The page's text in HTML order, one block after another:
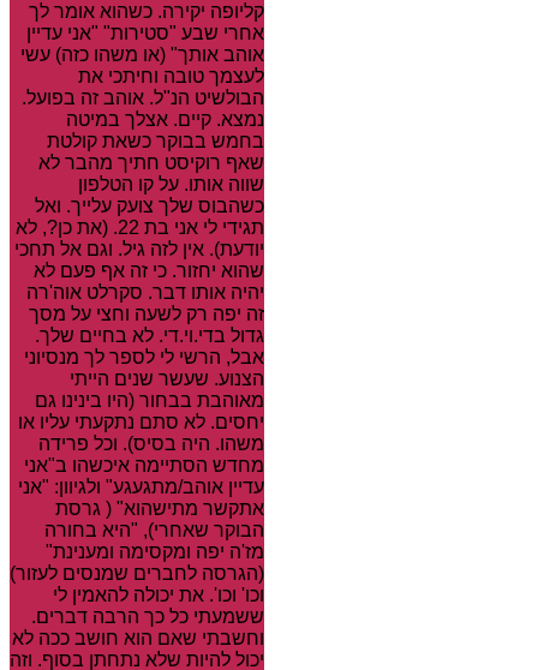
קליופה יקירה. כשהוא אומר לך
אחרי שבע "סטירות" "אני עדיין
אוהב אותך" (או משהו כזה) עשי
לעצמך טובה וחיתכי את
הבולשיט הנ"ל. אוהב זה בפועל.
נמצא. קיים. אצלך במיטה
בחמש בבוקר כשאת קולטת
שאף רוקיסט חתיך מהבר לא
שווה אותו. על קו הטלפון
כשהבוס שלך צועק עלייך. ואל
תגידי לי אני בת 22. (את כן?, לא
יודעת). אין לזה גיל. וגם אל תחכי
שהוא יחזור. כי זה אף פעם לא
יהיה אותו דבר. סקרלט אוה'רה
זה יפה רק לשעה וחצי על מסך
גדול בדי.וי.די. לא בחיים שלך.
אבל, הרשי לי לספר לך מנסיוני
הצנוע. שעשר שנים הייתי
מאוהבת בבחור (היו בינינו גם
יחסים. לא סתם נתקעתי עליו או
משהו. היה בסיס). וכל פרידה
מחדש הסתיימה איכשהו ב"אני
עדיין אוהב/מתגעגע" ולגיוון: "אני
אתקשר מתישהוא" ( גרסת
הבוקר שאחרי), "היא בחורה
מז'ה יפה ומקסימה ומענינת"
(הגרסה לחברים שמנסים לעזור)
וכו' וכו'. את יכולה להאמין לי
ששמעתי כל כך הרבה דברים.
וחשבתי שאם הוא חושב ככה לא
יכול להיות שלא נתחתן בסוף. וזה